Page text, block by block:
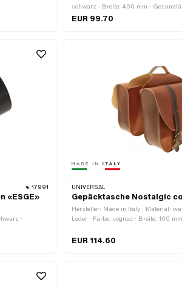
schwarz · Breite: 400 mm ·
300 mm · Volumen: 28 l ·
EUR 99.70
17991
«ESGE»
·
UNIVERSAL
Gepäcktasche Nostalgic
Hersteller: Made in Italy · Material:
Leder · Farbe: cognac · Breite: 100
EUR 114.60